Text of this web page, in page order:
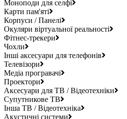
Моноподи для селфі
Карти пам'яті
Корпуси / Панелі
Окуляри віртуальної реальності
Фітнес-трекери
Чохли
Інші аксесуари для телефонів
Телевізори
Медіа програвачі
Проектори
Аксесуари для ТВ / Відеотехніки
Супутникове ТВ
Інша ТВ / Відеотехніка
Акустичні системи